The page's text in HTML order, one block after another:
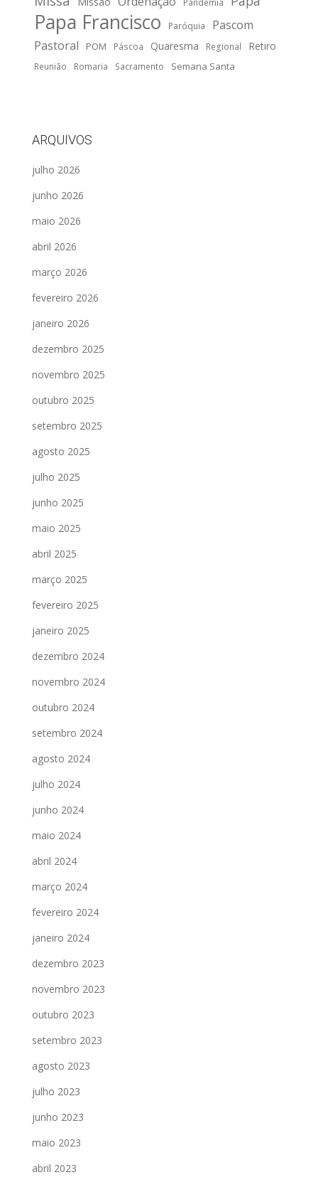
Papa Francisco Paróquia
Pascom
Pastoral
POM Páscoa Quaresma Regional Retiro
Reunião Romaria Sacramento Semana Santa
ARQUIVOS
julho 2026
junho 2026
maio 2026
abril 2026
março 2026
fevereiro 2026
janeiro 2026
dezembro 2025
novembro 2025
outubro 2025
setembro 2025
agosto 2025
julho 2025
junho 2025
maio 2025
abril 2025
março 2025
fevereiro 2025
janeiro 2025
dezembro 2024
novembro 2024
outubro 2024
setembro 2024
agosto 2024
julho 2024
junho 2024
maio 2024
abril 2024
março 2024
fevereiro 2024
janeiro 2024
dezembro 2023
novembro 2023
outubro 2023
setembro 2023
agosto 2023
julho 2023
junho 2023
maio 2023
abril 2023